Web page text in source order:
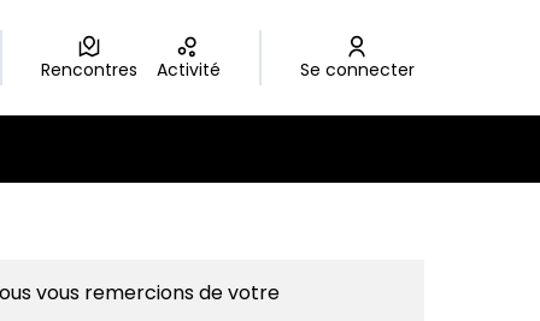
Rencontres Activité Se connecter
vous remercions de votre